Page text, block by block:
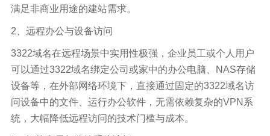
满足非商业用途的建站需求。
2、远程办公与设备访问
3322域名在远程场景中实用性极强，企业员工或个人用户
可以通过3322域名绑定公司或家中的办公电脑、NAS存储
设备等，在外部网络环境下，直接通过固定的3322域名访
问设备中的文件、运行办公软件，无需依赖复杂的VPN系
统，大幅降低远程访问的技术门槛与成本。